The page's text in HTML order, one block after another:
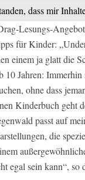
dass mir
Lesungs-
für Kinder:
einem ja glatt die
10 Jahren:
ohne dass
Kinderbuch geht
passt auf
die
egal sein kann“, so